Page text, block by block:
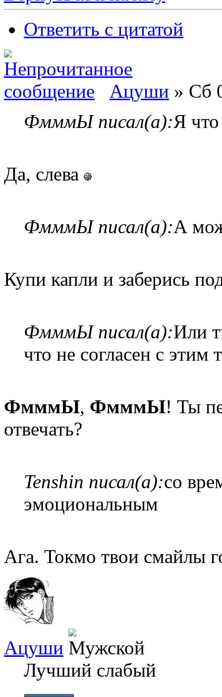
Ответить с цитатой
Ацуши » Сб
ФмммЫ писал(а):Я
Да, слева
ФмммЫ писал(а):А
Купи капли и заберись
ФмммЫ писал(а):Или
что не согласен с этим
ФмммЫ, ФмммЫ! Ты
отвечать?
Tenshin писал(а):со
эмоциональным
Ага. Токмо твои смайлы
Ацуши
Лучший слабый